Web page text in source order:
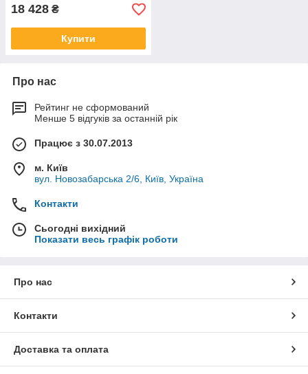
18 428 ₴
Купити
Про нас
Рейтинг не сформований
Менше 5 відгуків за останній рік
Працює з 30.07.2013
м. Київ
вул. Новозабарська 2/6, Київ, Україна
Контакти
Сьогодні вихідний
Показати весь графік роботи
Про нас
Контакти
Доставка та оплата